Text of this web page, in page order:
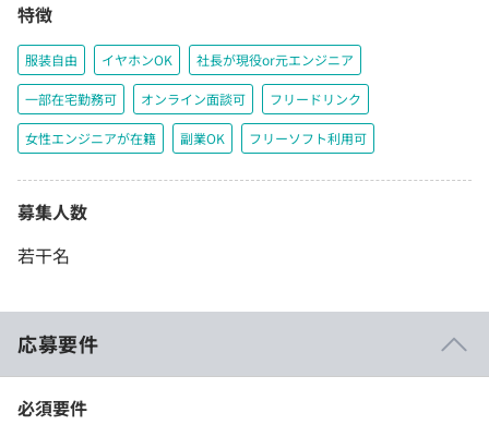
特徴
服装自由 イヤホンOK 社長が現役or元エンジニア
一部在宅勤務可 オンライン面談可 フリードリンク
女性エンジニアが在籍 副業OK フリーソフト利用可
募集人数
若干名
応募要件
必須要件